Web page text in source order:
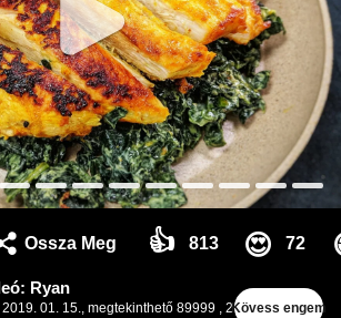
Ossza Meg 👍 813 😍 72
Ryan
2019. 01. 15. megtekinthető 89999
2Kövess engem